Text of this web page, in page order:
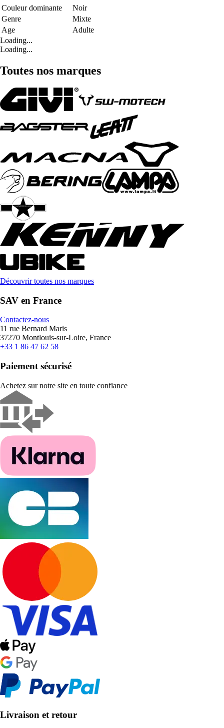
Couleur dominante
Noir
Genre
Mixte
Age
Adulte
Loading...
Loading...
Toutes nos marques
Découvrir toutes nos marques
SAV en France
Contactez-nous
11 rue Bernard Maris
37270 Montlouis-sur-Loire, France
+33 1 86 47 62 58
Paiement sécurisé
Achetez sur notre site en toute confiance
Livraison et retour